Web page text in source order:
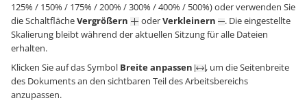
125% / 150% / 175% / 200% / 300% / 400% / 500%) oder verwenden Sie
die SchaltflächeVergrößern oderVerkleinern
. Die eingestellte
Skalierung bleibt während der aktuellen Sitzung für alle Dateien
erhalten.
Klicken Sie auf das Symbol Breite anpassen
, um die Seitenbreite
des Dokuments an den sichtbaren Teil des Arbeitsbereichs
anzupassen.